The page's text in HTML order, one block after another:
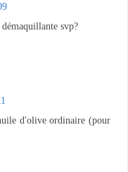
svp?
d'olive ordinaire (pour